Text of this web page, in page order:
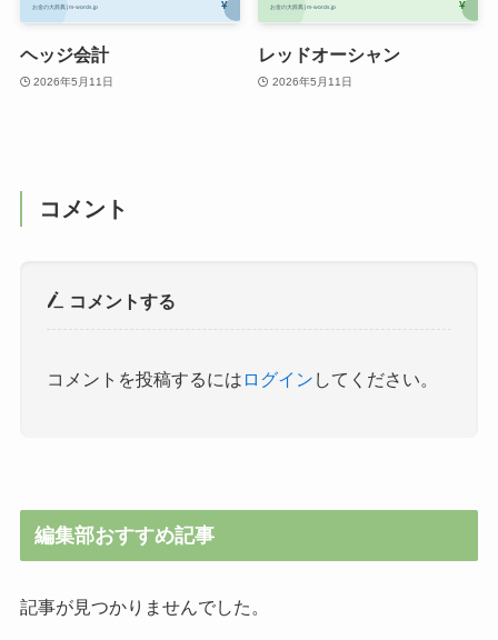
ヘッジ会計
2026年5月11日
レッドオーシャン
2026年5月11日
コメント
コメントする
コメントを投稿するには ログイン してください。
編集部おすすめ記事
記事が見つかりませんでした。